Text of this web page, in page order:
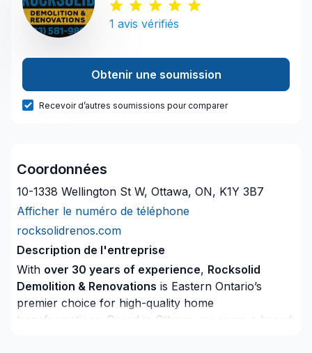
1 avis vérifiés
Obtenir une soumission
Recevoir d’autres soumissions pour comparer
Coordonnées
10-1338 Wellington St W, Ottawa, ON, K1Y 3B7
Afficher le numéro de téléphone
rocksolidrenos.com
Description de l'entreprise
With over 30 years of experience, Rocksolid
Demolition & Renovations is Eastern Ontario’s
premier choice for high-quality home
transformations. Based in Ottawa, we serve a broad